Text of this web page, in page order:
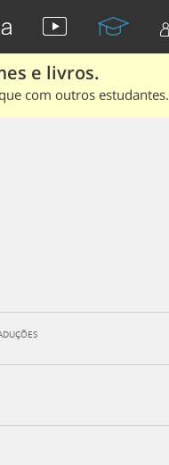
e livros.
com outros estudantes.